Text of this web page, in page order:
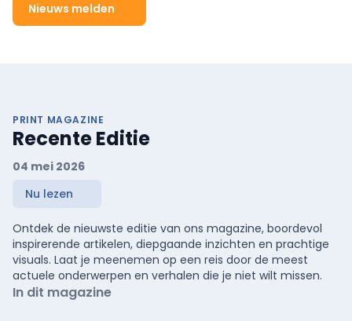
Nieuws melden
PRINT MAGAZINE
Recente Editie
04 mei 2026
Nu lezen
Ontdek de nieuwste editie van ons magazine, boordevol
inspirerende artikelen, diepgaande inzichten en prachtige
visuals. Laat je meenemen op een reis door de meest
actuele onderwerpen en verhalen die je niet wilt missen.
In dit magazine